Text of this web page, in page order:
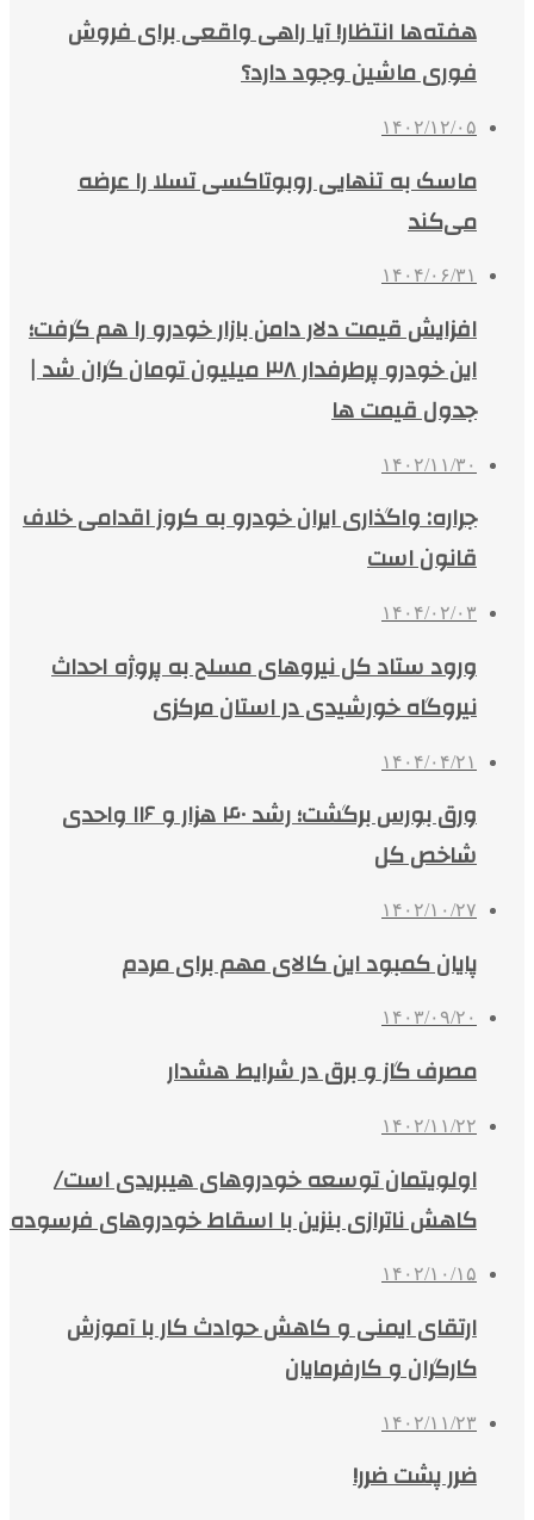
هفته‌ها انتظار! آیا راهی واقعی برای فروش
فوری ماشین وجود دارد؟
۱۴۰۲/۱۲/۰۵
ماسک به تنهایی روبوتاکسی تسلا را عرضه
می‌کند
۱۴۰۴/۰۶/۳۱
افزایش قیمت دلار دامن بازار خودرو را هم گرفت؛
این خودرو پرطرفدار ۳۸ میلیون تومان گران شد |
جدول قیمت ها
۱۴۰۲/۱۱/۳۰
جراره: واگذاری ایران خودرو به کروز اقدامی خلاف
قانون است
۱۴۰۴/۰۲/۰۳
ورود ستاد کل نیروهای مسلح به پروژه احداث
نیروگاه خورشیدی در استان مرکزی
۱۴۰۴/۰۴/۲۱
ورق بورس برگشت؛ رشد ۴۰ هزار و ۱۱۶ واحدی
شاخص کل
۱۴۰۲/۱۰/۲۷
پایان کمبود این کالای مهم برای مردم
۱۴۰۳/۰۹/۲۰
مصرف گاز و برق در شرایط هشدار
۱۴۰۲/۱۱/۲۲
اولویتمان توسعه خودروهای هیبریدی است/
کاهش ناترازی بنزین با اسقاط خودروهای فرسوده
۱۴۰۲/۱۰/۱۵
ارتقای ایمنی و کاهش حوادث کار با آموزش
کارگران و کارفرمایان
۱۴۰۲/۱۱/۲۳
ضرر پشت ضرر!